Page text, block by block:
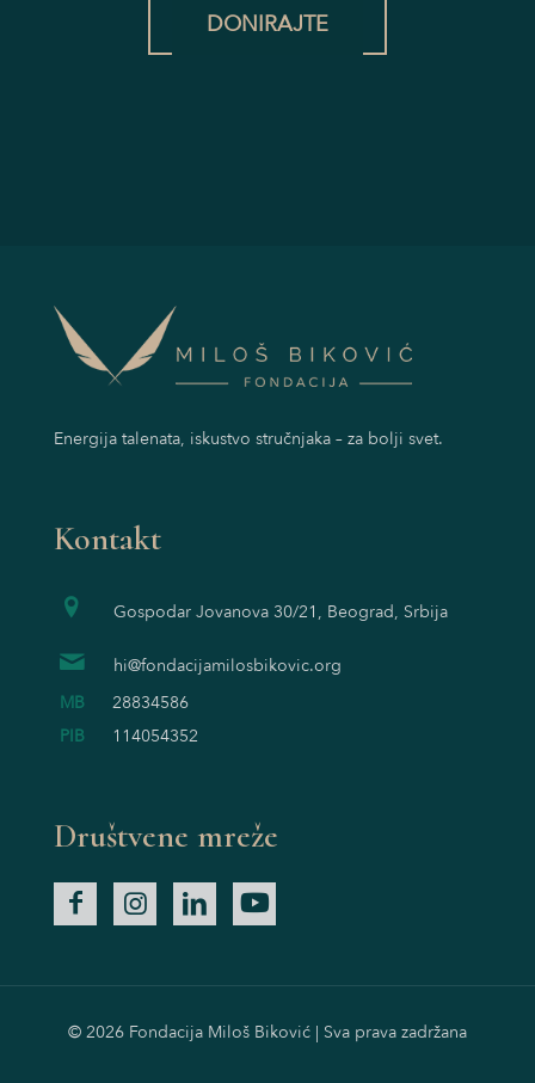
DONIRAJTE
Energija talenata, iskustvo stručnjaka – za bolji svet.
Kontakt
Gospodar Jovanova 30/21, Beograd, Srbija
hi@fondacijamilosbikovic.org
MB
28834586
PIB
114054352
Društvene mreže
© 2026 Fondacija Miloš Biković | Sva prava zadržana